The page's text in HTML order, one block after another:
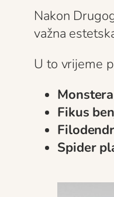
Nakon
važna
U to vrijeme
Fikus
Spider